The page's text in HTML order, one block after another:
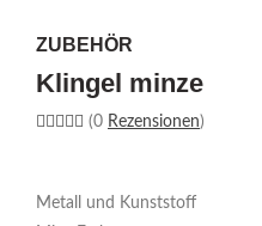
ZUBEHÖR
Klingel minze
(0 Rezensionen)
Metall und Kunststoff